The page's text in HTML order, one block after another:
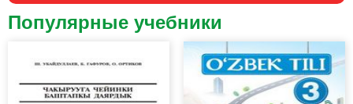
Популярные учебники